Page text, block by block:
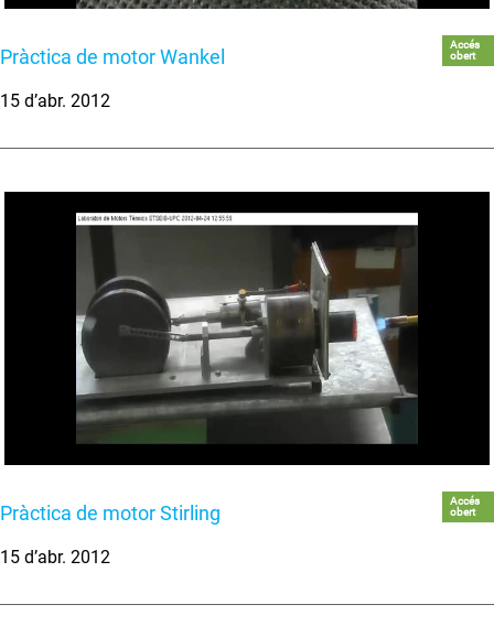
Pràctica de motor Wankel
Accés
obert
15 d’abr. 2012
Pràctica de motor Stirling
Accés
obert
15 d’abr. 2012